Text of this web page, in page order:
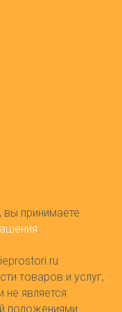
принимаете
товаров и услуг,
не является
положениями